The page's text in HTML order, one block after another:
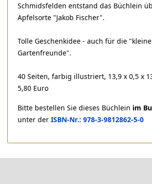
Schmidsfelden entstand das Büchlein
Apfelsorte "Jakob Fischer".
Tolle Geschenkidee - auch für die
Gartenfreunde".
40 Seiten, farbig illustriert, 13,9 x 0,5 x
5,80 Euro
Bitte bestellen Sie dieses Büchlein im
unter der ISBN-Nr.: 978-3-9812862-5-0